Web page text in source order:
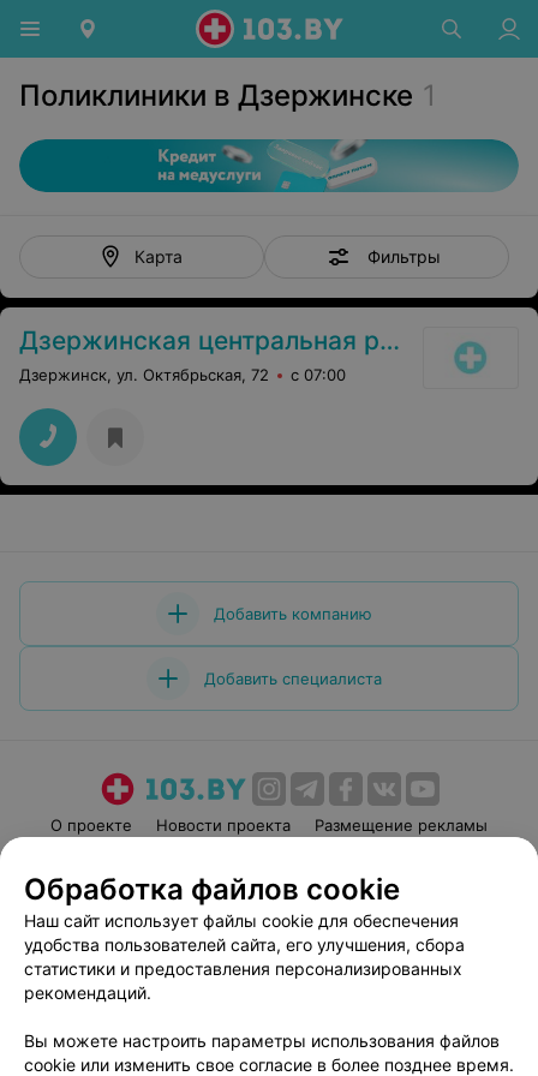
Поликлиники в Дзержинске 1
Карта Фильтры
Дзержинская центральная районная поликлиника
Дзержинск, ул. Октябрьская, 72 с 07:00
Добавить компанию
Добавить специалиста
О проекте Новости проекта
Размещение рекламы
Пользовательское соглашение
Способы оплаты
Вакансии
Партнеры
Написать руководителю 103.by
Обработка персональных данных
Обработка файлов cookie
Наш сайт использует файлы cookie для обеспечения
удобства пользователей сайта, его улучшения, сбора
статистики и предоставления персонализированных
рекомендаций.
Вы можете настроить параметры использования файлов
cookie или изменить свое согласие в более позднее время.